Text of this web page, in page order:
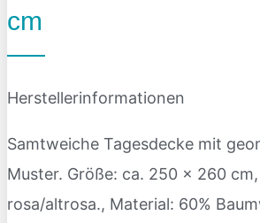
cm
Herstellerinformationen
Samtweiche Tagesdecke mit
Muster. Größe: ca. 250 x 260
rosa/altrosa., Material: 60%